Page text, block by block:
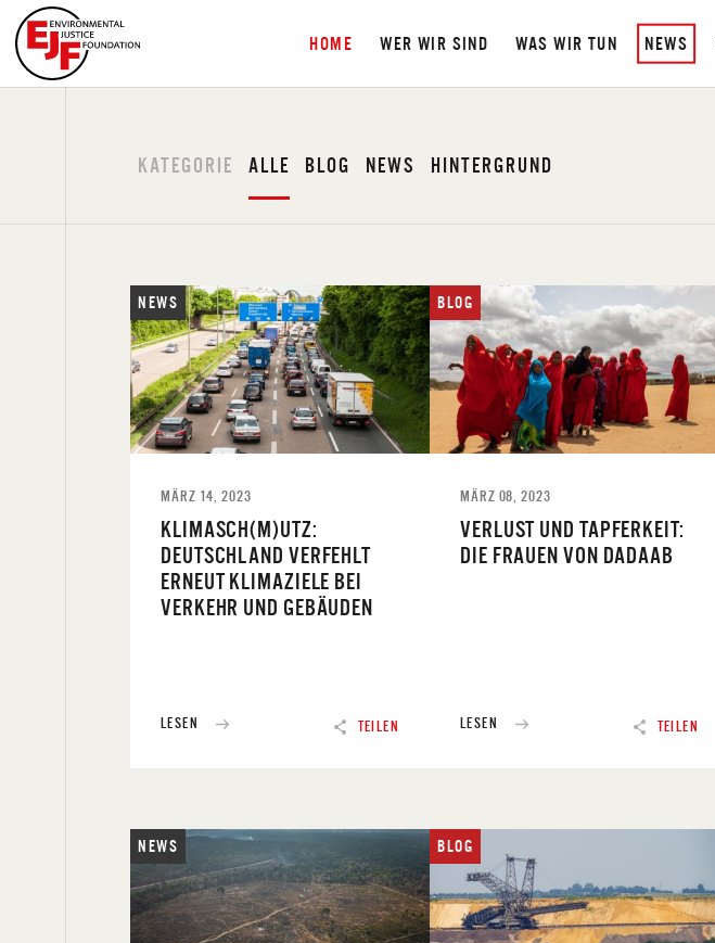
HOME WER WIR SIND WAS WIR TUN NEWS
KATEGORIE ALLE BLOG NEWS HINTERGRUND
TEILEN
NEWS
MÄRZ 14, 2023
KLIMASCH(M)UTZ:
DEUTSCHLAND VERFEHLT
ERNEUT KLIMAZIELE BEI
VERKEHR UND GEBÄUDEN
LESEN TEILEN
BLOG
MÄRZ 08, 2023
VERLUST UND TAPFERKEIT:
DIE FRAUEN VON DADAAB
LESEN
NEWS BLOG